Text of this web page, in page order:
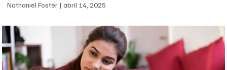
Nathaniel Foster abril 14, 2025